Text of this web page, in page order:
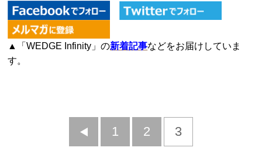
▲「WEDGE Infinity」の新着記事などをお届けしていま
す。
前
1 2 3